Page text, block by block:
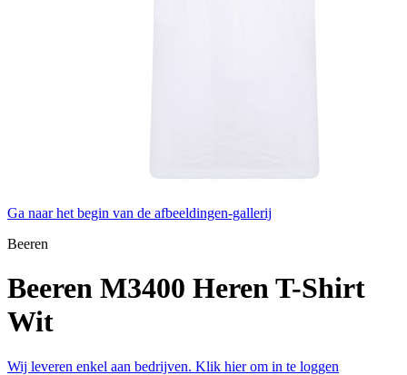
Ga naar het begin van de afbeeldingen-gallerij
Beeren
Beeren M3400 Heren T-Shirt
Wit
Wij leveren enkel aan bedrijven. Klik hier om in te loggen